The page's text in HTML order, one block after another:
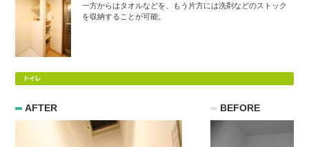
一方からはタオルなどを、もう片方には洗剤などのストック
を収納することが可能。
BEFORE
AFTER